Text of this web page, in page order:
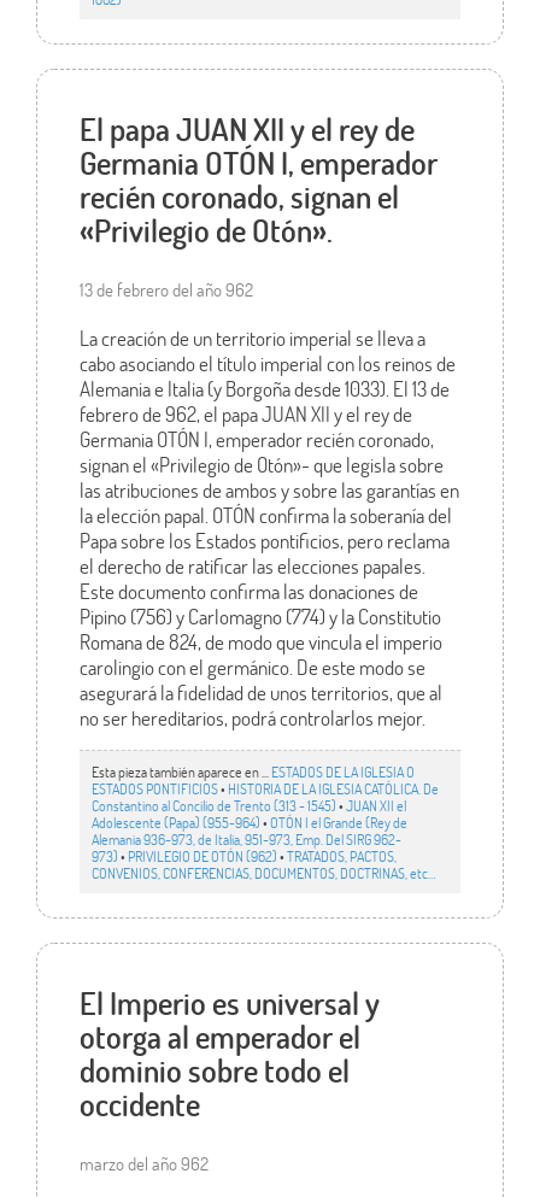
El papa JUAN XII y el rey de
Germania OTÓN I, emperador
recién coronado, signan el
«Privilegio de Otón».
13 de febrero del año 962
La creación de un territorio imperial se lleva a
cabo asociando el título imperial con los reinos de
Alemania e Italia (y Borgoña desde 1033). El 13 de
febrero de 962, el papa JUAN XII y el rey de
Germania OTÓN I, emperador recién coronado,
signan el «Privilegio de Otón»- que legisla sobre
las atribuciones de ambos y sobre las garantías en
la elección papal. OTÓN confirma la soberanía del
Papa sobre los Estados pontificios, pero reclama
el derecho de ratificar las elecciones papales.
Este documento confirma las donaciones de
Pipino (756) y Carlomagno (774) y la Constitutio
Romana de 824, de modo que vincula el imperio
carolingio con el germánico. De este modo se
asegurará la fidelidad de unos territorios, que al
no ser hereditarios, podrá controlarlos mejor.
Esta pieza también aparece en ... ESTADOS DE LA IGLESIA O
ESTADOS PONTIFICIOS• HISTORIA DE LA IGLESIA CATÓLICA. De
Constantino al Concilio de Trento (313 - 1545)•JUAN XII el
Adolescente (Papa) (955-964)•OTÓN I el Grande (Rey de
Alemania 936-973, de Italia, 951-973, Emp. Del SIRG 962-
973)• PRIVILEGIO DE OTÓN (962)•TRATADOS, PACTOS,
CONVENIOS, CONFERENCIAS, DOCUMENTOS, DOCTRINAS, etc…
El Imperio es universal y
otorga al emperador el
dominio sobre todo el
occidente
marzo del año 962